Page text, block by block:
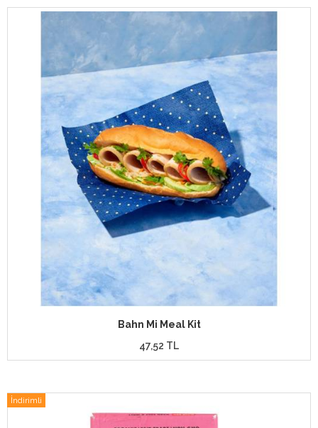
Bahn Mi Meal Kit
47,52 TL
İndirimli